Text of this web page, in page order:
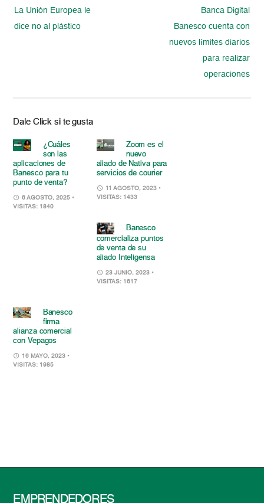
La Unión Europea le
dice no al plástico
Banca Digital
Banesco cuenta con
nuevos límites diarios
para realizar
operaciones
Dale Click si te gusta
¿Cuáles
son las
aplicaciones de
Banesco para tu
punto de venta?
6 AGOSTO, 2025 •
VISITAS: 1840
Zoom es el
nuevo
aliado de Nativa para
servicios de courier
11 AGOSTO, 2023 •
VISITAS: 1433
Banesco
comercializa puntos
de venta de su
aliado Inteligensa
23 JUNIO, 2023 •
VISITAS: 1617
Banesco
firma
alianza comercial
con Vepagos
16 MAYO, 2023 •
VISITAS: 1985
EMPRENDEDORES